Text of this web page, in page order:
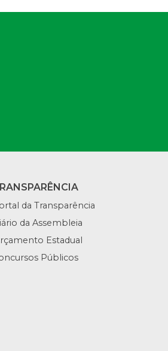
da Transparência
da Assembleia
Estadual
Públicos